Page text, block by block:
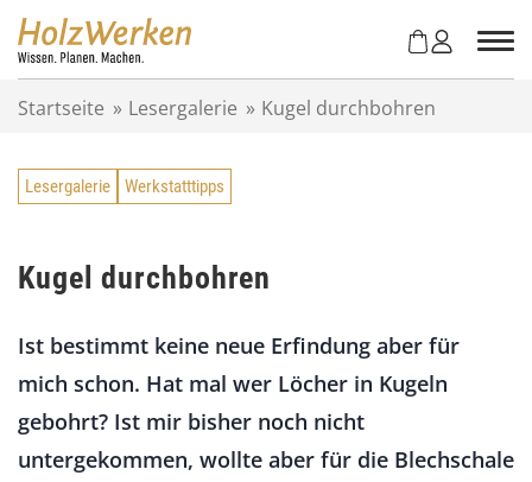
Startseite » Lesergalerie » Kugel durchbohren
Lesergalerie Werkstatttipps
Kugel durchbohren
Ist bestimmt keine neue Erfindung aber für
mich schon. Hat mal wer Löcher in Kugeln
gebohrt? Ist mir bisher noch nicht
untergekommen, wollte aber für die Blechschale